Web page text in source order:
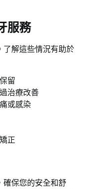
服務
了解這些情況有助於
留
治療改善
或感染
正
確保您的安全和舒